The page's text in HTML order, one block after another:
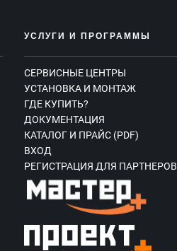
УСЛУГИ И ПРОГРАММЫ
СЕРВИСНЫЕ ЦЕНТРЫ
УСТАНОВКА И МОНТАЖ
ГДЕ КУПИТЬ?
ДОКУМЕНТАЦИЯ
КАТАЛОГ И ПРАЙС (PDF)
ВХОД
РЕГИСТРАЦИЯ ДЛЯ ПАРТНЕРОВ